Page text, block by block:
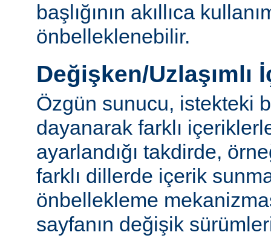
başlığının akıllıca
önbelleklenebilir.
Değişken/Uzlaşımlı
Özgün sunucu, istekteki
dayanarak farklı
ayarlandığı takdirde,
farklı dillerde içerik
önbellekleme
sayfanın değişik